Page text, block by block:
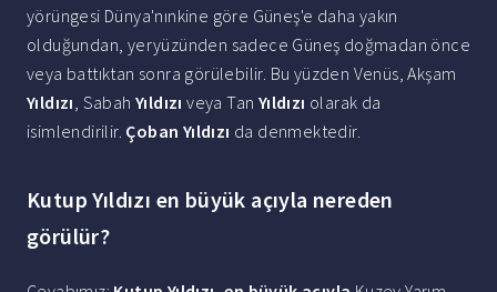
yörüngesi Dünya'nınkine göre Güneş'e daha yakın
olduğundan, yeryüzünden sadece Güneş doğmadan önce
veya battıktan sonra görülebilir. Bu yüzden Venüs, Akşam
Yıldızı, SabahYıldızı veya Tan Yıldızı olarak da
isimlendirilir. Çoban Yıldızı da denmektedir.
Kutup Yıldızı en büyük açıyla nereden
görülür?